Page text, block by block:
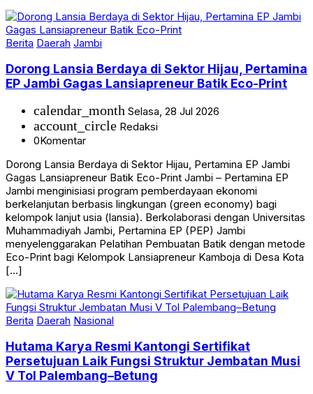
Berita Daerah Jambi
Dorong Lansia Berdaya di Sektor Hijau, Pertamina
EP Jambi Gagas Lansiapreneur Batik Eco-Print
calendar_month Selasa, 28 Jul 2026
account_circle Redaksi
0Komentar
Dorong Lansia Berdaya di Sektor Hijau, Pertamina EP Jambi
Gagas Lansiapreneur Batik Eco-Print Jambi – Pertamina EP
Jambi menginisiasi program pemberdayaan ekonomi
berkelanjutan berbasis lingkungan (green economy) bagi
kelompok lanjut usia (lansia). Berkolaborasi dengan Universitas
Muhammadiyah Jambi, Pertamina EP (PEP) Jambi
menyelenggarakan Pelatihan Pembuatan Batik dengan metode
Eco-Print bagi Kelompok Lansiapreneur Kamboja di Desa Kota
[…]
Berita Daerah Nasional
Hutama Karya Resmi Kantongi Sertifikat
Persetujuan Laik Fungsi Struktur Jembatan Musi
V Tol Palembang–Betung